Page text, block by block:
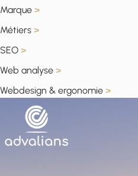
Marque >
Métiers >
SEO >
Web analyse >
Webdesign & ergonomie >